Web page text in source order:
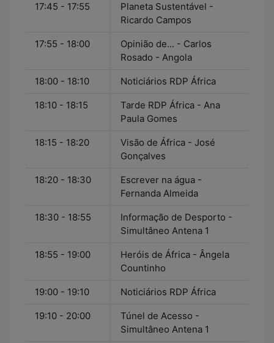
17:45 - 17:55
Planeta Sustentável -
Ricardo Campos
17:55 - 18:00
Opinião de... - Carlos
Rosado - Angola
18:00 - 18:10 Noticiários RDP África
18:10 - 18:15
Tarde RDP África - Ana
Paula Gomes
18:15 - 18:20
Visão de África - José
Gonçalves
18:20 - 18:30
Escrever na água -
Fernanda Almeida
18:30 - 18:55
Informação de Desporto -
Simultâneo Antena 1
18:55 - 19:00
Heróis de África - Ângela
Countinho
19:00 - 19:10 Noticiários RDP África
19:10 - 20:00
Túnel de Acesso -
Simultâneo Antena 1